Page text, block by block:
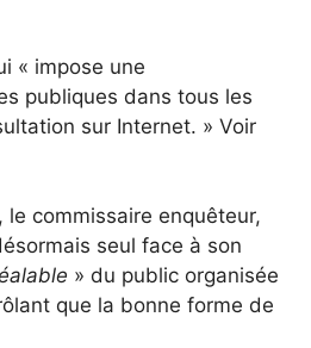
« impose une
publiques dans tous les
sur Internet. » Voir
commissaire enquêteur,
seul face à son
» du public organisée
que la bonne forme de